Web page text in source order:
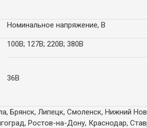
Номинальное напряжение, В
100В; 127В; 220В; 380В
36В
Брянск, Липецк, Смоленск, Нижний
Ростов-на-Дону, Краснодар,